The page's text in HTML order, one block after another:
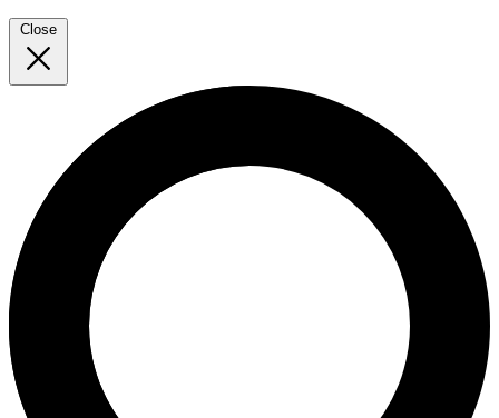
Close